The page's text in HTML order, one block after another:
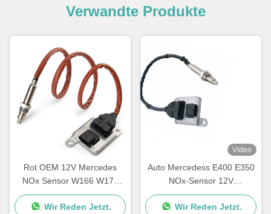
Verwandte Produkte
Rot OEM 12V Mercedes
NOx Sensor W166 W172
W205 W221 W212 C300
ML350
Wir Reden Jetzt.
Video
Auto Mercedess E400 E350
NOx-Sensor 12V
5WK96681C A0009053403
Wir Reden Jetzt.